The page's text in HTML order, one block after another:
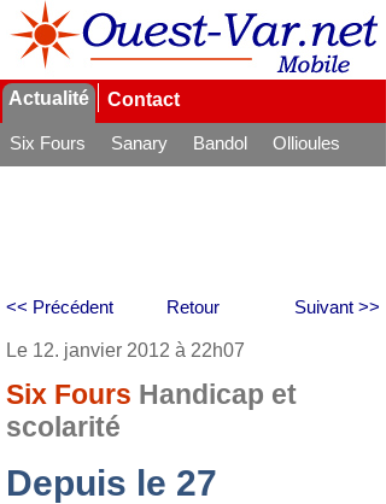
Actualité Contact
Six Fours Sanary Bandol
Ollioules
Retour
<< Précédent Suivant >>
Le 12. janvier 2012 à 22h07
Six Fours Handicap et
scolarité
Depuis le 27